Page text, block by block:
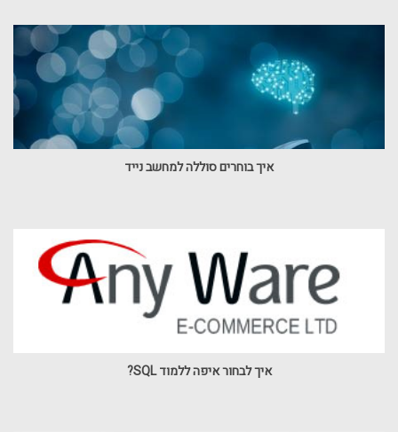
איך בוחרים סוללה למחשב נייד
איך לבחור איפה ללמוד SQL?